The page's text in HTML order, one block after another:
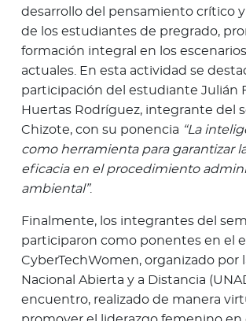
desarrollo del pensamiento crítico
de los estudiantes de pregrado,
formación integral en los
actuales. En esta actividad se
participación del estudiante Julián
Huertas Rodríguez, integrante del
Chizote, con su ponencia “La
como herramienta para garantizar
eficacia en el procedimiento
ambiental”.
Finalmente, los integrantes del
participaron como ponentes en el
CyberTechWomen, organizado por
Nacional Abierta y a Distancia
encuentro, realizado de manera